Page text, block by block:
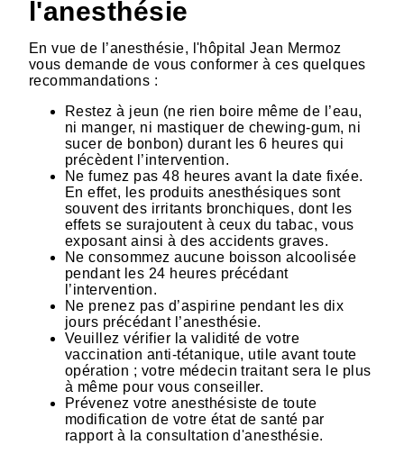
l'anesthésie
En vue de l’anesthésie, l'hôpital Jean Mermoz
vous demande de vous conformer à ces quelques
recommandations :
Restez à jeun (ne rien boire même de l’eau,
ni manger, ni mastiquer de chewing-gum, ni
sucer de bonbon) durant les 6 heures qui
précèdent l’intervention.
Ne fumez pas 48 heures avant la date fixée.
En effet, les produits anesthésiques sont
souvent des irritants bronchiques, dont les
effets se surajoutent à ceux du tabac, vous
exposant ainsi à des accidents graves.
Ne consommez aucune boisson alcoolisée
pendant les 24 heures précédant
l’intervention.
Ne prenez pas d’aspirine pendant les dix
jours précédant l’anesthésie.
Veuillez vérifier la validité de votre
vaccination anti-tétanique, utile avant toute
opération ; votre médecin traitant sera le plus
à même pour vous conseiller.
Prévenez votre anesthésiste de toute
modification de votre état de santé par
rapport à la consultation d'anesthésie.